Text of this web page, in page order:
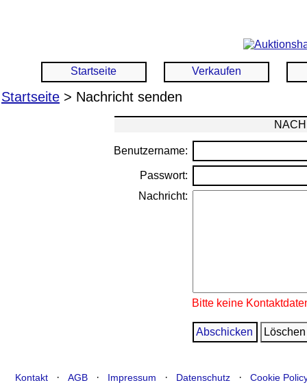
Startseite Verkaufen
Startseite > Nachricht senden
Benutzername:
Passwort:
Nachricht:
Bitte keine
Kontakt ·AGB · Impressum · Datenschutz ·Cookie